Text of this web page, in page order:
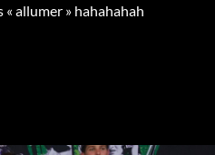
allumer » hahahahah